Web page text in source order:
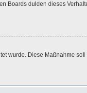
Boards dulden dieses
wurde. Diese Maßnahme